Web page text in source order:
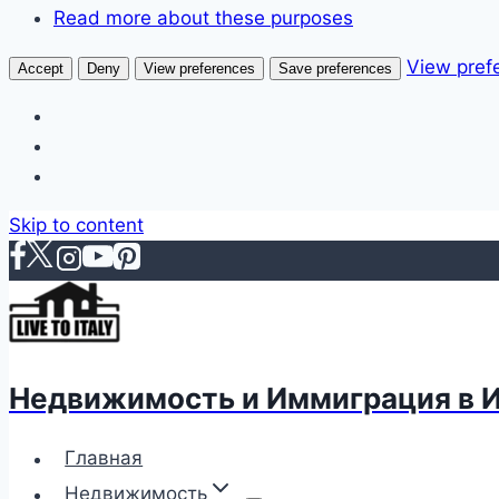
Read more about these purposes
Accept Deny View preferences Save preferences View
Skip to content
Недвижимость и Иммиграция в
Главная
Недвижимость